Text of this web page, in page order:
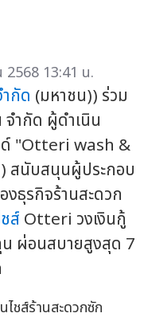
13:41 น.
กัด (มหาชน)) ร่วม
ำกัด ผู้ดำเนิน
ด์ "Otteri wash &
สนับสนุนผู้ประกอบ
งธุรกิจร้านสะดวก
ส์ Otteri วงเงินกู้
ผ่อนสบายสูงสุด 7